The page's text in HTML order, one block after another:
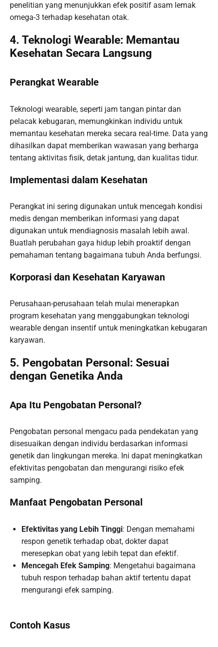
penelitian yang menunjukkan efek positif asam lemak
omega-3 terhadap kesehatan otak.
4. Teknologi Wearable: Memantau
Kesehatan Secara Langsung
Perangkat Wearable
Teknologi wearable, seperti jam tangan pintar dan
pelacak kebugaran, memungkinkan individu untuk
memantau kesehatan mereka secara real-time. Data yang
dihasilkan dapat memberikan wawasan yang berharga
tentang aktivitas fisik, detak jantung, dan kualitas tidur.
Implementasi dalam Kesehatan
Perangkat ini sering digunakan untuk mencegah kondisi
medis dengan memberikan informasi yang dapat
digunakan untuk mendiagnosis masalah lebih awal.
Buatlah perubahan gaya hidup lebih proaktif dengan
pemahaman tentang bagaimana tubuh Anda berfungsi.
Korporasi dan Kesehatan Karyawan
Perusahaan-perusahaan telah mulai menerapkan
program kesehatan yang menggabungkan teknologi
wearable dengan insentif untuk meningkatkan kebugaran
karyawan.
5. Pengobatan Personal: Sesuai
dengan Genetika Anda
Apa Itu Pengobatan Personal?
Pengobatan personal mengacu pada pendekatan yang
disesuaikan dengan individu berdasarkan informasi
genetik dan lingkungan mereka. Ini dapat meningkatkan
efektivitas pengobatan dan mengurangi risiko efek
samping.
Manfaat Pengobatan Personal
Efektivitas yang Lebih Tinggi: Dengan memahami
respon genetik terhadap obat, dokter dapat
meresepkan obat yang lebih tepat dan efektif.
Mencegah Efek Samping: Mengetahui bagaimana
tubuh respon terhadap bahan aktif tertentu dapat
mengurangi efek samping.
Contoh Kasus